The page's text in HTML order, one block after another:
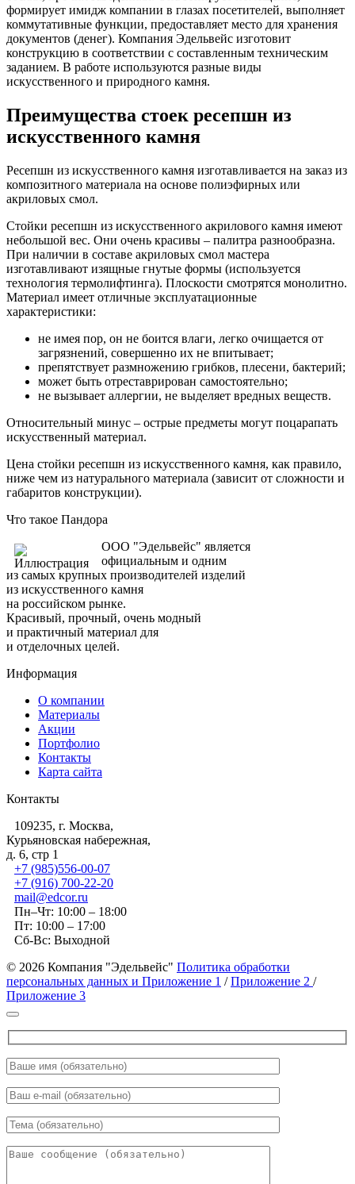
формирует имидж компании в глазах посетителей, выполняет
коммутативные функции, предоставляет место для хранения
документов (денег). Компания Эдельвейс изготовит
конструкцию в соответствии с составленным техническим
заданием. В работе используются разные виды
искусственного и природного камня.
Преимущества стоек ресепшн из
искусственного камня
Ресепшн из искусственного камня изготавливается на заказ из
композитного материала на основе полиэфирных или
акриловых смол.
Стойки ресепшн из искусственного акрилового камня имеют
небольшой вес. Они очень красивы – палитра разнообразна.
При наличии в составе акриловых смол мастера
изготавливают изящные гнутые формы (используется
технология термолифтинга). Плоскости смотрятся монолитно.
Материал имеет отличные эксплуатационные
характеристики:
не имея пор, он не боится влаги, легко очищается от
загрязнений, совершенно их не впитывает;
препятствует размножению грибков, плесени, бактерий;
может быть отреставрирован самостоятельно;
не вызывает аллергии, не выделяет вредных веществ.
Относительный минус – острые предметы могут поцарапать
искусственный материал.
Цена стойки ресепшн из искусственного камня, как правило,
ниже чем из натурального материала (зависит от сложности и
габаритов конструкции).
Что такое Пандора
ООО "Эдельвейс" является
официальным и одним
из самых крупных производителей изделий
из искусственного камня
на российском рынке.
Красивый, прочный, очень модный
и практичный материал для
и отделочных целей.
Информация
О компании
Материалы
Акции
Портфолио
Контакты
Карта сайта
Контакты
109235, г. Москва,
Курьяновская набережная,
д. 6, стр 1
+7 (985)556-00-07
+7 (916) 700-22-20
mail@edcor.ru
Пн–Чт: 10:00 – 18:00
Пт: 10:00 – 17:00
Сб-Вс: Выходной
© 2026 Компания "Эдельвейс" Политика обработки
персональных данных и Приложение 1 /Приложение 2 /
Приложение 3